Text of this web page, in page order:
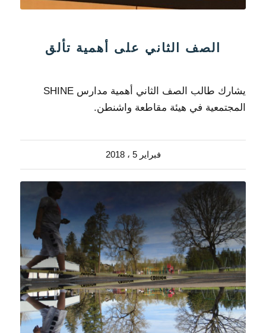
الصف الثاني على أهمية تألق
يشارك طالب الصف الثاني أهمية مدارس SHINE
المجتمعية في هيئة مقاطعة واشنطن.
فبراير 5 ، 2018